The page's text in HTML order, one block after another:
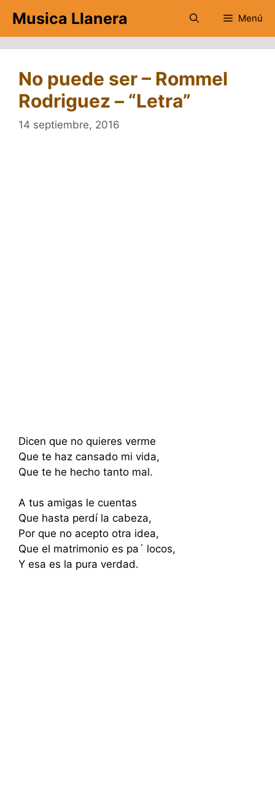
contenido
Musica Llanera Menú
No puede ser – Rommel
Rodriguez – “Letra”
14 septiembre, 2016
Dicen que no quieres verme
Que te haz cansado mi vida,
Que te he hecho tanto mal.
A tus amigas le cuentas
Que hasta perdí la cabeza,
Por que no acepto otra idea,
Que el matrimonio es pa´ locos,
Y esa es la pura verdad.